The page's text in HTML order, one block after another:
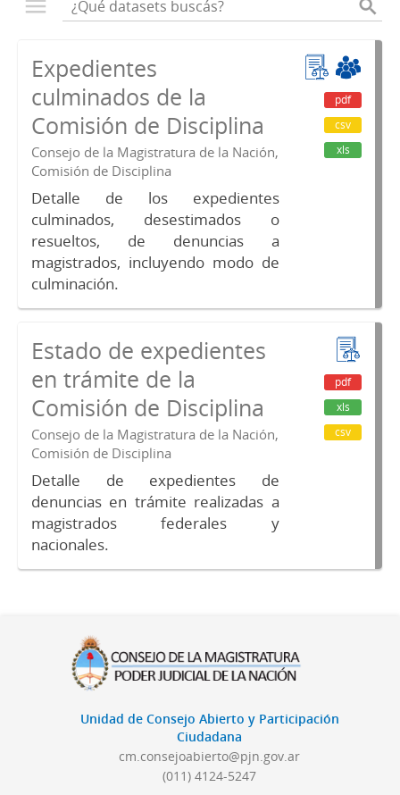
Expedientes
culminados de la
Comisión de Disciplina
Consejo de la Magistratura de la Nación,
Comisión de Disciplina
Detalle de los expedientes
culminados, desestimados o
resueltos, de denuncias a
magistrados, incluyendo modo de
culminación.
pdf
csv
xls
Estado de expedientes
en trámite de la
Comisión de Disciplina
Consejo de la Magistratura de la Nación,
Comisión de Disciplina
Detalle de expedientes de
denuncias en trámite realizadas a
magistrados federales y
nacionales.
pdf
xls
csv
Unidad de Consejo Abierto y Participación
Ciudadana
cm.consejoabierto@pjn.gov.ar
(011) 4124-5247